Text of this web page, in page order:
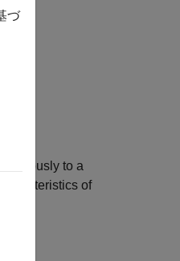
to a
of
づ